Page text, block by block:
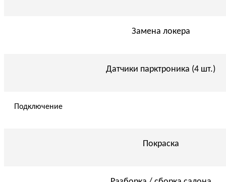
Замена локера
Датчики парктроника (4 шт.)
Подключение
Покраска